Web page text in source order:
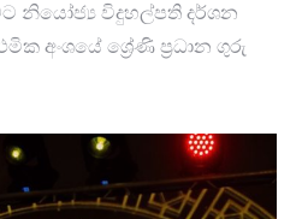
නියෝජ්‍ය විදුහල්පති දර්ශන
අංශයේ ශ්‍රේණි ප්‍රධාන ගුරු